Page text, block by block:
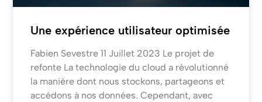
Une expérience utilisateur optimisée
Fabien Sevestre 11 Juillet 2023 Le projet de
refonte La technologie du cloud a révolutionné
la manière dont nous stockons, partageons et
accédons à nos données. Cependant, avec